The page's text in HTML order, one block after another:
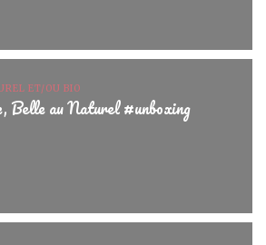
ET/OU BIO
Belle au Naturel #unboxing